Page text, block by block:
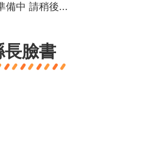
備中 請稍後...
長臉書